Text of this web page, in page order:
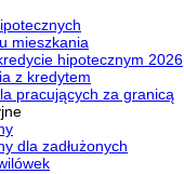
mieszkania
hipotecznym 2026
z kredytem
pracujących za granicą
dla zadłużonych